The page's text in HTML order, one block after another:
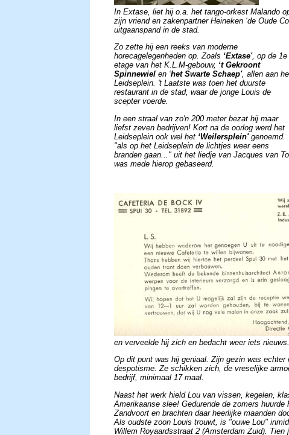
In Extase, liet hij o.a. het tango-orkest Malando
zijn vriend en zakenpartner Heineken ‘de Oude
uitgaanspand in de stad.
Zo zette hij een reeks van moderne
horecagelegenheden op. Zoals ‘Extase', op de 1e
etage van het K.L.M-gebouw, ‘t Gekroont
Spinnewiel en ‘het Swarte Schaep', allen aan
Leidseplein. 't Laatste was toen het duurste
restaurant in de stad, waar de jonge Louis de
scepter voerde.
In een straal van zo'n 200 meter bezat hij maar
liefst zeven bedrijven! Kort na de oorlog werd het
Leidseplein ook wel het ‘Weilersplein'genoemd.
"als op het Leidseplein de lichtjes weer eens
branden gaan..." uit het liedje van Jacques van
was mede hierop gebaseerd.
en verveelde hij zich en bedacht weer iets nieuws.
Op dit punt was hij geniaal. Zijn gezin was
despotisme. Ze schikken zich, de vreselijke
bedrijf, minimaal 17 maal.
Naast het werk hield Lou van vissen, kegelen,
Amerikaanse slee! Gedurende de zomers
Zandvoort en brachten daar heerlijke maanden
Als oudste zoon Louis trouwt, is "ouwe Lou"
Willem Royaardsstraat 2 (Amsterdam Zuid). Tien